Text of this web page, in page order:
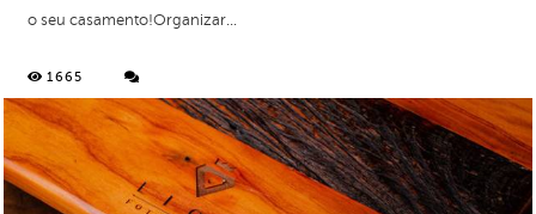
1665
o seu casamento!Organizar...